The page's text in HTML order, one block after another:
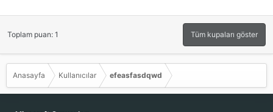
Toplam puan: 1 Tüm kupaları göster
Anasayfa Kullanıcılar efeasfasdqwd